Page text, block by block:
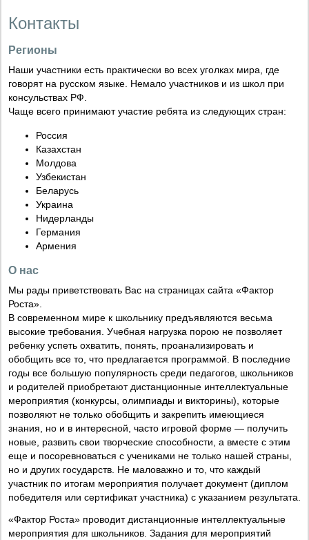
Контакты
Регионы
Наши участники есть практически во всех уголках мира, где
говорят на русском языке. Немало участников и из школ при
консульствах РФ.
Чаще всего принимают участие ребята из следующих стран:
Россия
Казахстан
Молдова
Узбекистан
Беларусь
Украина
Нидерланды
Германия
Армения
О нас
Мы рады приветствовать Вас на страницах сайта «Фактор
Роста».
В современном мире к школьнику предъявляются весьма
высокие требования. Учебная нагрузка порою не позволяет
ребенку успеть охватить, понять, проанализировать и
обобщить все то, что предлагается программой. В последние
годы все большую популярность среди педагогов, школьников
и родителей приобретают дистанционные интеллектуальные
мероприятия (конкурсы, олимпиады и викторины), которые
позволяют не только обобщить и закрепить имеющиеся
знания, но и в интересной, часто игровой форме — получить
новые, развить свои творческие способности, а вместе с этим
еще и посоревноваться с учениками не только нашей страны,
но и других государств. Не маловажно и то, что каждый
участник по итогам мероприятия получает документ (диплом
победителя или сертификат участника) с указанием результата.
«Фактор Роста» проводит дистанционные интеллектуальные
мероприятия для школьников. Задания для мероприятий